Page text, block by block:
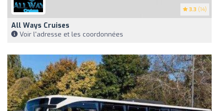
3.3 (14)
All Ways Cruises
Voir l'adresse et les coordonnées